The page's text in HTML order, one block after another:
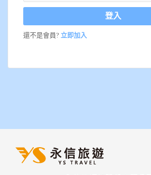
登入
還不是會員? 立即加入